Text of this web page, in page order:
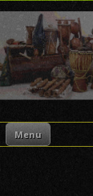
Menu Skip to